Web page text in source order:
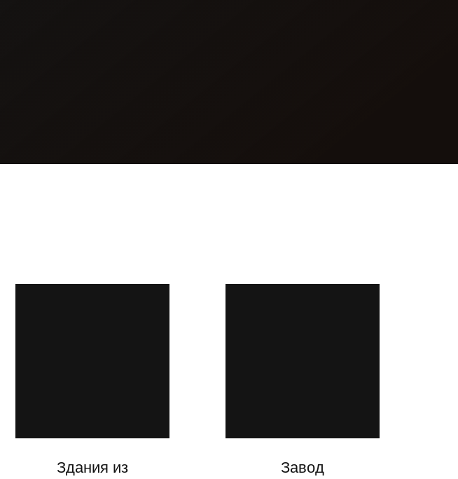
Здания из
Завод